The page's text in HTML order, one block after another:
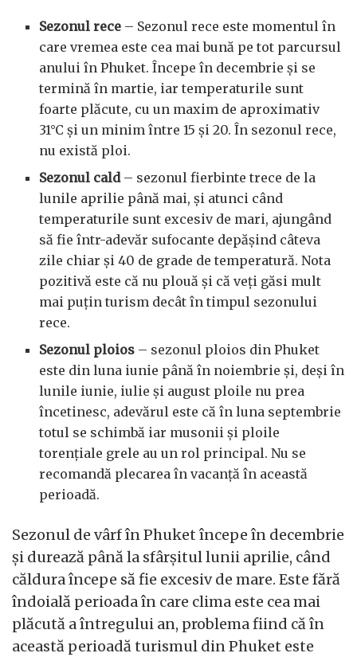
Sezonul rece – Sezonul rece este momentul în
care vremea este cea mai bună pe tot parcursul
anului în Phuket. Începe în decembrie și se
termină în martie, iar temperaturile sunt
foarte plăcute, cu un maxim de aproximativ
31°C și un minim între 15 și 20. În sezonul rece,
nu există ploi.
Sezonul cald– sezonul fierbinte trece de la
lunile aprilie până mai, și atunci când
temperaturile sunt excesiv de mari, ajungând
să fie într-adevăr sufocante depășind câteva
zile chiar și 40 de grade de temperatură. Nota
pozitivă este că nu plouă și că veți găsi mult
mai puțin turism decât în ​​timpul sezonului
rece.
Sezonul ploios – sezonul ploios din Phuket
este din luna iunie până în noiembrie și, deși în
lunile iunie, iulie și august ploile nu prea
încetinesc, adevărul este că în luna septembrie
totul se schimbă iar musonii și ploile
torențiale grele au un rol principal. Nu se
recomandă plecarea în vacanță în această
perioadă.
Sezonul de vârf în Phuket începe în decembrie
și durează până la sfârșitul lunii aprilie, când
căldura începe să fie excesiv de mare. Este fără
îndoială perioada în care clima este cea mai
plăcută a întregului an, problema fiind că în
această perioadă turismul din Phuket este